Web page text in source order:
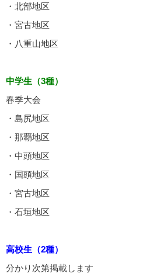
・北部地区
・宮古地区
・八重山地区
中学生（3種）
春季大会
・島尻地区
・那覇地区
・中頭地区
・国頭地区
・宮古地区
・石垣地区
高校生（2種）
分かり次第掲載します